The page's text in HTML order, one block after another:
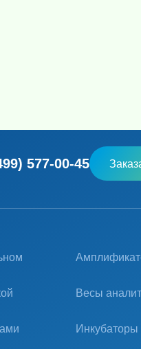
577-00-45
Весы
Инкубаторы